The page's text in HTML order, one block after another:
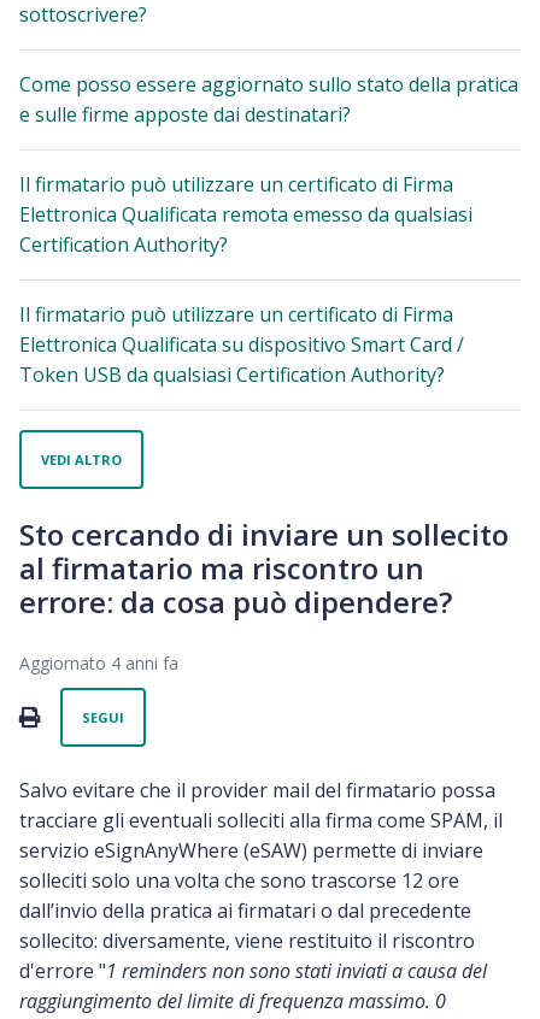
sottoscrivere?
Come posso essere aggiornato sullo stato della pratica
e sulle firme apposte dai destinatari?
Il firmatario può utilizzare un certificato di Firma
Elettronica Qualificata remota emesso da qualsiasi
Certification Authority?
Il firmatario può utilizzare un certificato di Firma
Elettronica Qualificata su dispositivo Smart Card /
Token USB da qualsiasi Certification Authority?
VEDI ALTRO
Sto cercando di inviare un sollecito
al firmatario ma riscontro un
errore: da cosa può dipendere?
Aggiornato 4 anni fa
PRINT
SEGUI
Salvo evitare che il provider mail del firmatario possa
tracciare gli eventuali solleciti alla firma come SPAM, il
servizio eSignAnyWhere (eSAW) permette di inviare
solleciti solo una volta che sono trascorse 12 ore
dall’invio della pratica ai firmatari o dal precedente
sollecito: diversamente, viene restituito il riscontro
d'errore "1 reminders non sono stati inviati a causa del
raggiungimento del limite di frequenza massimo. 0